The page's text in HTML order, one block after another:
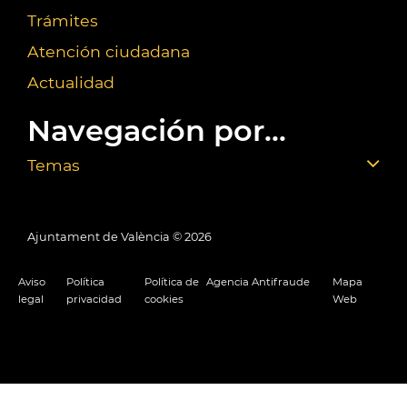
Trámites
Atención ciudadana
Actualidad
Navegación por...
Temas
Ajuntament de València © 2026
Aviso
legal
Política
privacidad
Política de
cookies
Agencia Antifraude
Mapa
Web